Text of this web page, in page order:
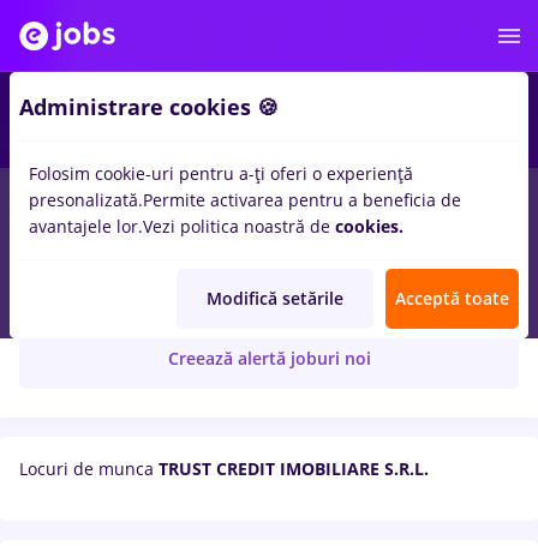
TRUST CREDIT IMOBILIARE S.R.L.
Creează alertă joburi noi
Locuri de munca TRUST CREDIT IMOBILIARE S.R.L.
Administrare cookies 🍪
Folosim cookie-uri pentru a-ți oferi o experiență
presonalizată.Permite activarea pentru a beneficia de
avantajele lor.Vezi politica noastră de cookies.
Modifică setările Acceptă toate